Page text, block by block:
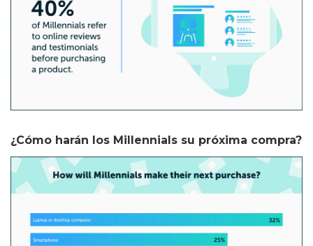
¿Cómo harán los Millennials su próxima compra?